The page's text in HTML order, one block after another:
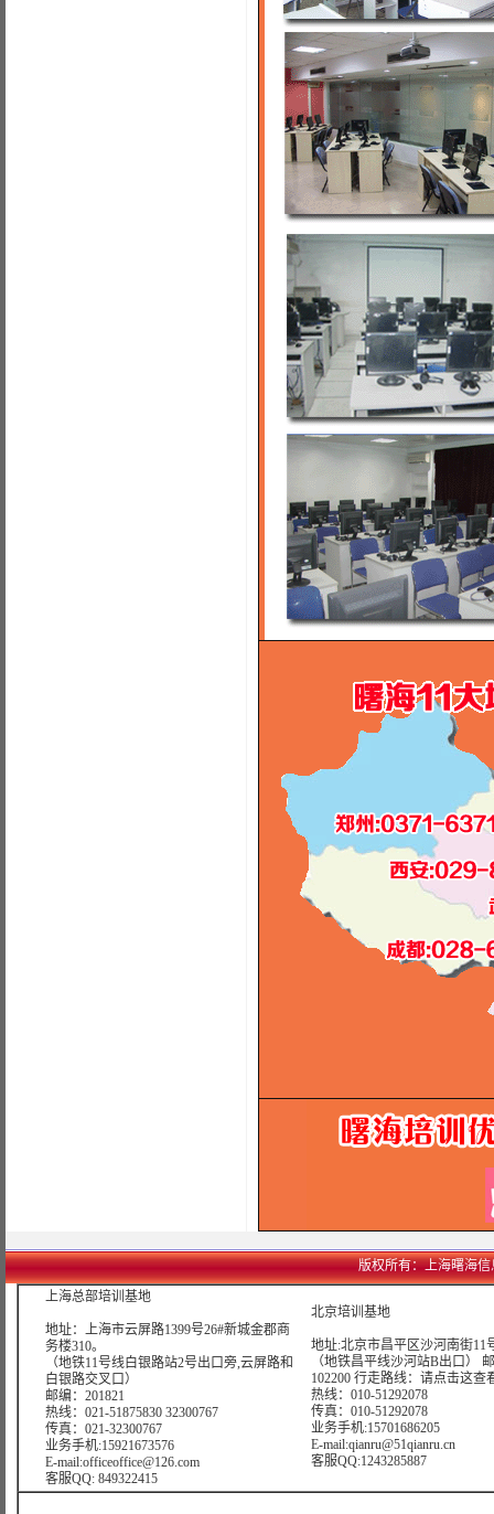
版权所有：上海曙海信
上海总部培训基地
地址：上海市云屏路1399号26#新城金郡商
务楼310。
（地铁11号线白银路站2号出口旁,云屏路和
白银路交叉口）
邮编：201821
热线：021-51875830 32300767
传真：021-32300767
业务手机:15921673576
E-mail:officeoffice@126.com
客服QQ: 849322415
北京培训基地
地址:北京市昌平区沙河南街11
（地铁昌平线沙河站B出口）
102200 行走路线： 请点击这查
热线：010-51292078
传真：010-51292078
业务手机:15701686205
E-mail:qianru@51qianru.cn
客服QQ:1243285887